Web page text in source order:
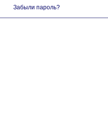
Забыли пароль?